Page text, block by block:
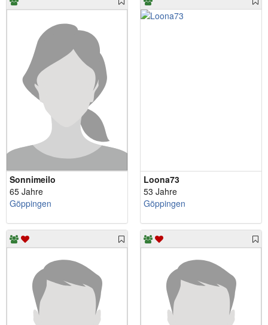
Sonnimeilo
65 Jahre
Göppingen
Loona73
53 Jahre
Göppingen